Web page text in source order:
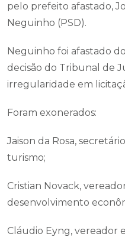
pelo prefeito afastado,
Neguinho (PSD).
Neguinho foi afastado
decisão do Tribunal de
irregularidade em
Foram exonerados:
Jaison da Rosa,
turismo;
Cristian Novack,
desenvolvimento
Cláudio Eyng, vereador